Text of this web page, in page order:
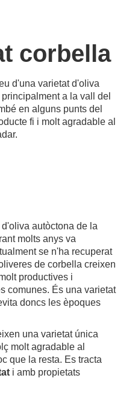
corbella
d'una varietat d'oliva
a la vall del
en alguns punts del
fi i molt agradable al
autòctona de la
molts anys va
se n'ha recuperat
de corbella creixen
productives i
comunes. És una varietat
doncs les èpoques
una varietat única
molt agradable al
que la resta. Es tracta
i amb propietats